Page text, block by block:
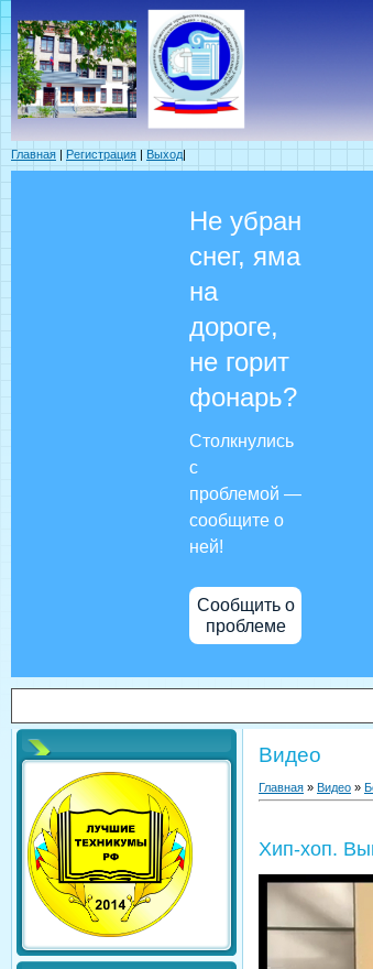
Главная | Регистрация | Выход|
Не убран
снег, яма
на
дороге,
не горит
фонарь?
Столкнулись
с
проблемой —
сообщите о
ней!
Сообщить о
проблеме
Видео
Главная » Видео »
Хип-хоп.